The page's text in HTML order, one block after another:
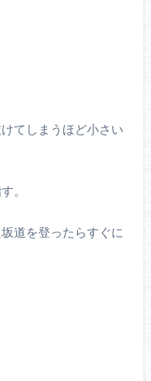
てしまうほど小さい
。
道を登ったらすぐに